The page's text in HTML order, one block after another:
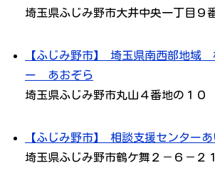
埼玉県ふじみ野市大井中央一丁目９
【ふじみ野市】 埼玉県南西部地域
ー あおぞら
埼玉県ふじみ野市丸山４番地の１０
【ふじみ野市】 相談支援センターあ
埼玉県ふじみ野市鶴ケ舞２－６－２１